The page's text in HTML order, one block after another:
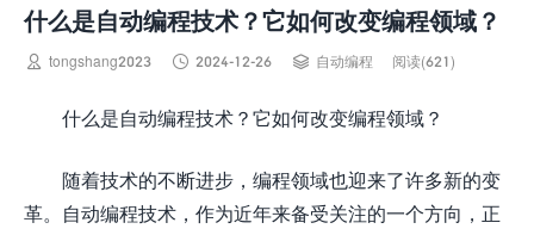
什么是自动编程技术？它如何改变编程领域？
 tongshang2023  2024-12-26  自动编程 阅读(621)
什么是自动编程技术？它如何改变编程领域？
随着技术的不断进步，编程领域也迎来了许多新的变
革。自动编程技术，作为近年来备受关注的一个方向，正